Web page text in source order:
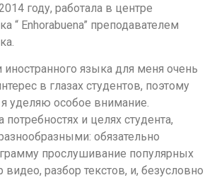
году, работала в центре
“ Enhorabuena” преподавателем
иностранного языка для меня очень
в глазах студентов, поэтому
уделяю особое внимание.
и целях студента,
обязательно
прослушивание популярных
видео, разбор текстов, и, безусловно